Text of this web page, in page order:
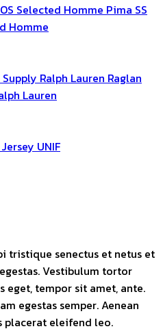
Pima SS
Homme
Raglan
Lauren
Jersey UNIF
tristique senectus et netus et
Vestibulum tortor
eget, tempor sit amet, ante.
egestas semper. Aenean
placerat eleifend leo.